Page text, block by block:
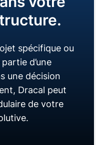
spécifique ou
d’une
une décision
Dracal peut
de votre